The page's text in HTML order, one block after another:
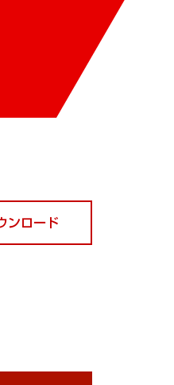
ンロード